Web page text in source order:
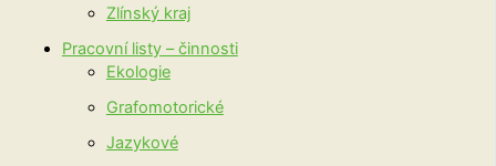
Zlínský kraj
Pracovní listy – činnosti
Ekologie
Grafomotorické
Jazykové